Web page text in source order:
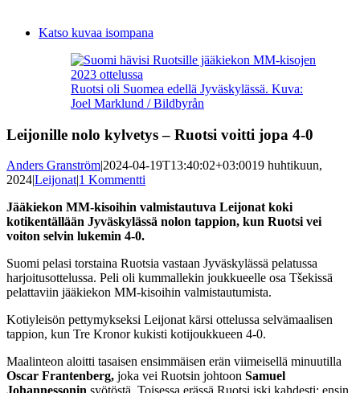
Katso kuvaa isompana
Ruotsi oli Suomea edellä Jyväskylässä. Kuva:
Joel Marklund / Bildbyrån
Leijonille nolo kylvetys – Ruotsi voitti jopa 4-0
Anders Granström|2024-04-19T13:40:02+03:0019 huhtikuun,
2024|Leijonat|1 Kommentti
Jääkiekon MM-kisoihin valmistautuva Leijonat koki
kotikentällään Jyväskylässä nolon tappion, kun Ruotsi vei
voiton selvin lukemin 4-0.
Suomi pelasi torstaina Ruotsia vastaan Jyväskylässä pelatussa
harjoitusottelussa. Peli oli kummallekin joukkueelle osa Tšekissä
pelattaviin jääkiekon MM-kisoihin valmistautumista.
Kotiyleisön pettymykseksi Leijonat kärsi ottelussa selvämaalisen
tappion, kun Tre Kronor kukisti kotijoukkueen 4-0.
Maalinteon aloitti tasaisen ensimmäisen erän viimeisellä minuutilla
Oscar Frantenberg, joka vei Ruotsin johtoon Samuel